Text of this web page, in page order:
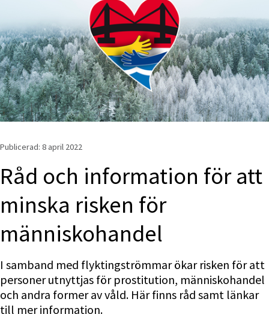
Publicerad: 8 april 2022
Råd och information för att
minska risken för
människohandel
I samband med flyktingströmmar ökar risken för att
personer utnyttjas för prostitution, människohandel
och andra former av våld. Här finns råd samt länkar
till mer information.